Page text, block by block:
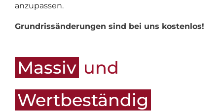
anzupassen.
Grundrissänderungen sind bei uns kostenlos!
Massiv und
Wertbeständig